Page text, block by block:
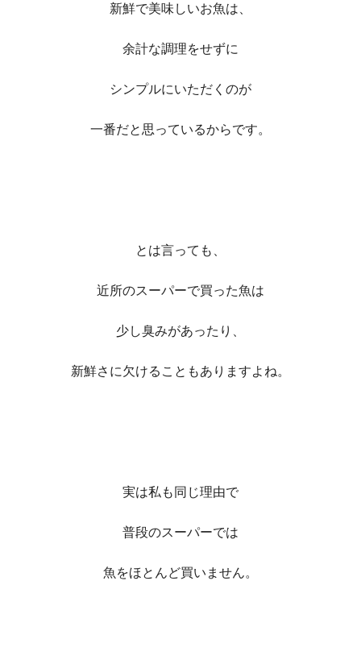
新鮮で美味しいお魚は、
余計な調理をせずに
シンプルにいただくのが
一番だと思っているからです。
とは言っても、
近所のスーパーで買った魚は
少し臭みがあったり、
新鮮さに欠けることもありますよね。
実は私も同じ理由で
普段のスーパーでは
魚をほとんど買いません。